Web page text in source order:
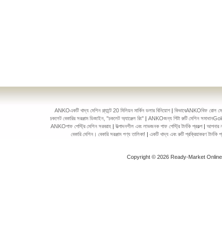
ANKOএকটি খাদ্য মেশিন প্ল্যান্টে 20 মিলিয়ন মার্কিন ডলার বিনিয়োগ |কিভাবেANKOবিফ রোল
চকলেট বেকারির সরঞ্জাম ডিজাইন, "চকলেট অ্যাঞ্জেল রিং" |ANKOজন্য পিটা রুটি মেশিন
ANKOপাফ পেস্ট্রি মেশিন সরবরাহ |উত্পাদনশীল এবং লাভজনক পাফ পেস্ট্রি টার্নকি প্রকল্প|আপনার
বেকারি মেশিন। বেকারি সরঞ্জাম পণ্য তালিকা! | একটি খাদ্য এবং রুটি প্রক্রিয়াকরণ
Copyright © 2026 Ready-Market